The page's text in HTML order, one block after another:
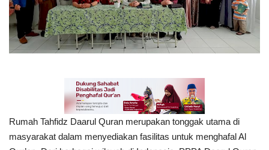
Video
Rumah Tahfidz Daarul Quran merupakan tonggak utama di
masyarakat dalam menyediakan fasilitas untuk menghafal Al